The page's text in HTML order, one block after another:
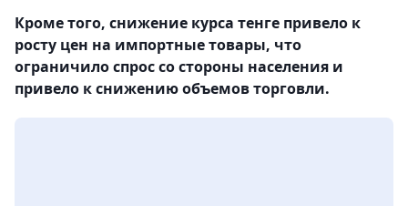
Кроме того, снижение курса тенге привело к
росту цен на импортные товары, что
ограничило спрос со стороны населения и
привело к снижению объемов торговли.